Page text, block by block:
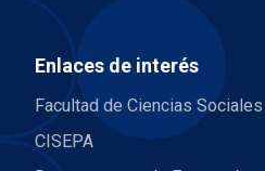
Enlaces de interés
Facultad de Ciencias Sociales
CISEPA